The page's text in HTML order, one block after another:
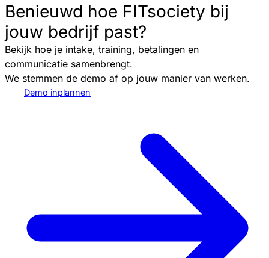
Benieuwd hoe FITsociety bij
jouw bedrijf past?
Bekijk hoe je intake, training, betalingen en
communicatie samenbrengt.
We stemmen de demo af op jouw manier van werken.
Demo inplannen